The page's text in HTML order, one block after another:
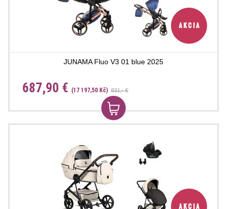
JUNAMA Fluo V3 01 blue 2025
687,90 € (17 197,50 Kč) 831,- €